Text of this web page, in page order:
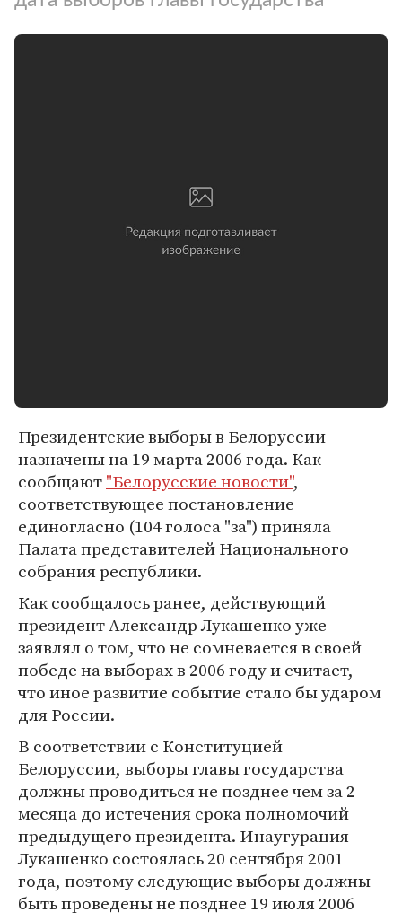
Президентские выборы в Белоруссии
назначены на 19 марта 2006 года. Как
сообщают"Белорусские новости",
соответствующее постановление
единогласно (104 голоса "за") приняла
Палата представителей Национального
собрания республики.
Как сообщалось ранее, действующий
президент Александр Лукашенко уже
заявлял о том, что не сомневается в своей
победе на выборах в 2006 году и считает,
что иное развитие событие стало бы ударом
для России.
В соответствии с Конституцией
Белоруссии, выборы главы государства
должны проводиться не позднее чем за 2
месяца до истечения срока полномочий
предыдущего президента. Инаугурация
Лукашенко состоялась 20 сентября 2001
года, поэтому следующие выборы должны
быть проведены не позднее 19 июля 2006